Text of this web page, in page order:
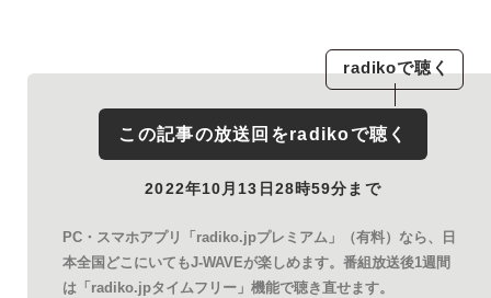
radikoで聴く
この記事の放送回をradikoで聴く
2022年10月13日28時59分まで
PC・スマホアプリ「radiko.jpプレミアム」（有料）なら、日
本全国どこにいてもJ-WAVEが楽しめます。番組放送後1週間
は「radiko.jpタイムフリー」機能で聴き直せます。